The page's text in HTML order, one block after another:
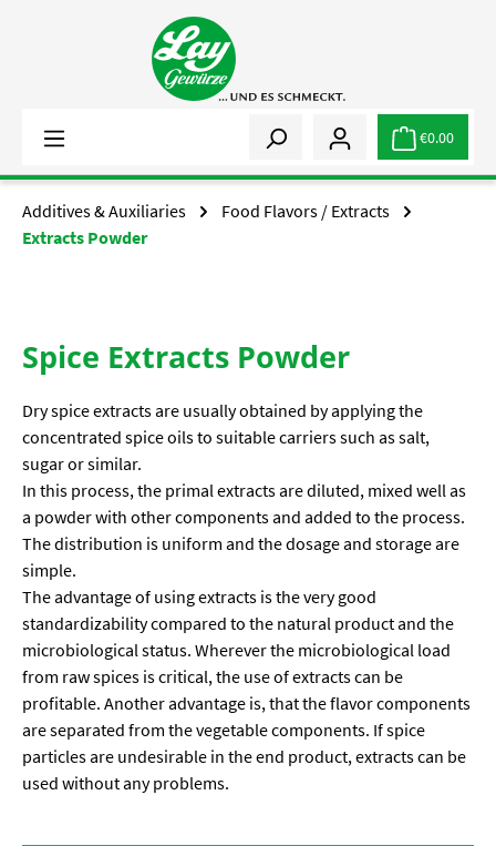
€0.00
Additives & Auxiliaries
Food Flavors / Extracts
Extracts Powder
Spice Extracts Powder
Dry spice extracts are usually obtained by applying the
concentrated spice oils to suitable carriers such as salt,
sugar or similar.
In this process, the primal extracts are diluted, mixed well as
a powder with other components and added to the process.
The distribution is uniform and the dosage and storage are
simple.
The advantage of using extracts is the very good
standardizability compared to the natural product and the
microbiological status. Wherever the microbiological load
from raw spices is critical, the use of extracts can be
profitable. Another advantage is, that the flavor components
are separated from the vegetable components. If spice
particles are undesirable in the end product, extracts can be
used without any problems.